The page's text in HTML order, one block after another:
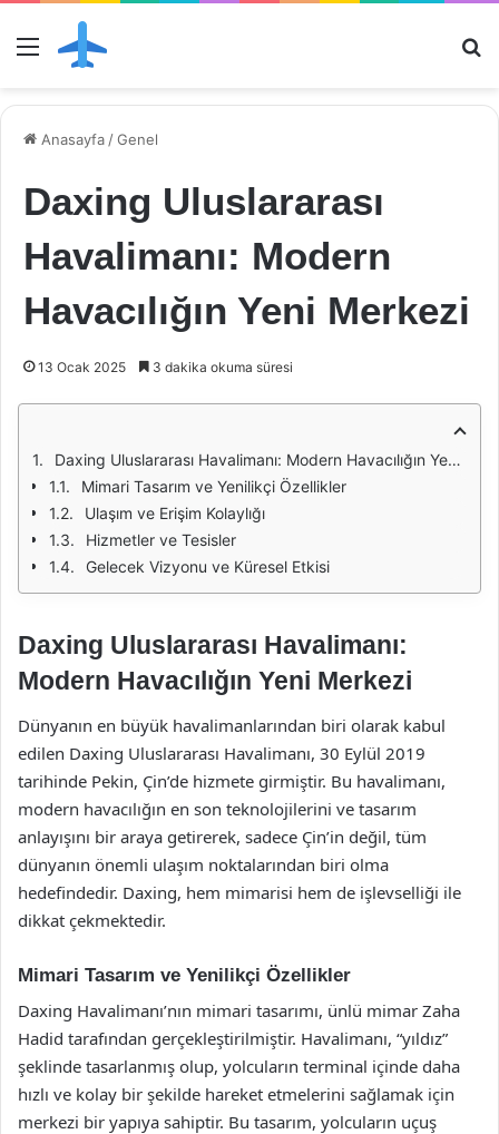
Menü
Anasayfa /Genel
Daxing Uluslararası
Havalimanı: Modern
Havacılığın Yeni Merkezi
13 Ocak 2025 3 dakika okuma süresi
Daxing Uluslararası Havalimanı: Modern Havacılığın Yeni Merkezi
Mimari Tasarım ve Yenilikçi Özellikler
Ulaşım ve Erişim Kolaylığı
Hizmetler ve Tesisler
Gelecek Vizyonu ve Küresel Etkisi
Daxing Uluslararası Havalimanı:
Modern Havacılığın Yeni Merkezi
Dünyanın en büyük havalimanlarından biri olarak kabul
edilen Daxing Uluslararası Havalimanı, 30 Eylül 2019
tarihinde Pekin, Çin’de hizmete girmiştir. Bu havalimanı,
modern havacılığın en son teknolojilerini ve tasarım
anlayışını bir araya getirerek, sadece Çin’in değil, tüm
dünyanın önemli ulaşım noktalarından biri olma
hedefindedir. Daxing, hem mimarisi hem de işlevselliği ile
dikkat çekmektedir.
Mimari Tasarım ve Yenilikçi Özellikler
Daxing Havalimanı’nın mimari tasarımı, ünlü mimar Zaha
Hadid tarafından gerçekleştirilmiştir. Havalimanı, “yıldız”
şeklinde tasarlanmış olup, yolcuların terminal içinde daha
hızlı ve kolay bir şekilde hareket etmelerini sağlamak için
merkezi bir yapıya sahiptir. Bu tasarım, yolcuların uçuş